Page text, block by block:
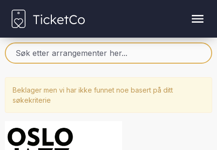
Beklager men vi har ikke funnet noe basert på ditt
søkekriterie